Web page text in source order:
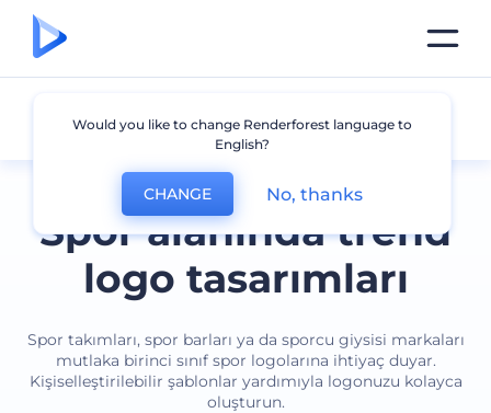
Spor alanında trend
logo tasarımları
Spor takımları, spor barları ya da sporcu giysisi markaları
mutlaka birinci sınıf spor logolarına ihtiyaç duyar.
Kişiselleştirilebilir şablonlar yardımıyla logonuzu kolayca
oluşturun.
Spor
Would you like to change Renderforest language to
English?
CHANGE No, thanks